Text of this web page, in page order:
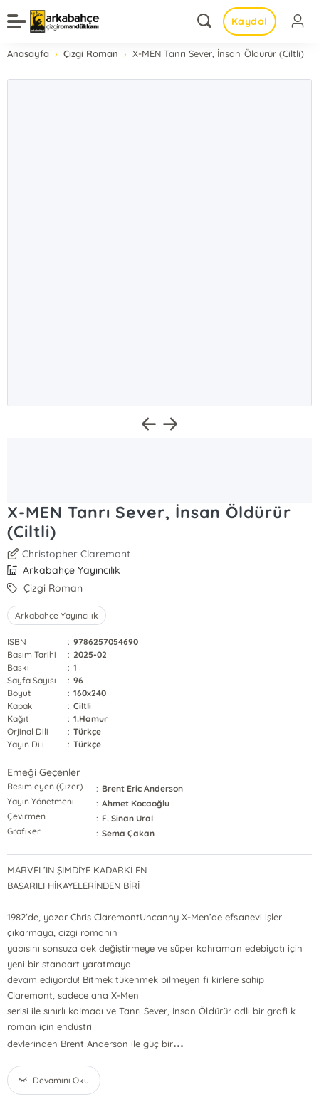
Kaydol
Anasayfa Çizgi Roman X-MEN Tanrı Sever, İnsan Öldürür (Ciltli)
X-MEN Tanrı Sever, İnsan Öldürür
(Ciltli)
Christopher Claremont
Arkabahçe Yayıncılık
Çizgi Roman
Arkabahçe Yayıncılık
ISBN : 9786257054690
Basım Tarihi
: 2025-02
Baskı
: 1
Sayfa Sayısı
: 96
Boyut
: 160x240
Kapak
: Ciltli
Kağıt
: 1.Hamur
Orjinal Dili
: Türkçe
Yayın Dili
: Türkçe
Emeği Geçenler
Resimleyen (Çizer) : Brent Eric Anderson
Yayın Yönetmeni
: Ahmet Kocaoğlu
Çevirmen
: F. Sinan Ural
Grafiker
: Sema Çakan
MARVEL’IN ŞİMDİYE KADARKİ EN
BAŞARILI HİKAYELERİNDEN BİRİ
1982’de, yazar Chris ClaremontUncanny X-Men’de efsanevi işler
çıkarmaya, çizgi romanın
yapısını sonsuza dek değiştirmeye ve süper kahraman edebiyatı için
yeni bir standart yaratmaya
devam ediyordu! Bitmek tükenmek bilmeyen fi kirlere sahip
Claremont, sadece ana X-Men
serisi ile sınırlı kalmadı ve Tanrı Sever, İnsan Öldürür adlı bir grafi k
roman için endüstri
devlerinden Brent Anderson ile güç bir...
Devamını Oku